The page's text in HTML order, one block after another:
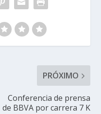
PRÓXIMO
Conferencia de prensa
de BBVA por carrera 7 K